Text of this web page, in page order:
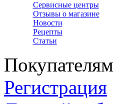
Сервисные центры
Отзывы о магазине
Новости
Рецепты
Статьи
Покупателям
Регистрация